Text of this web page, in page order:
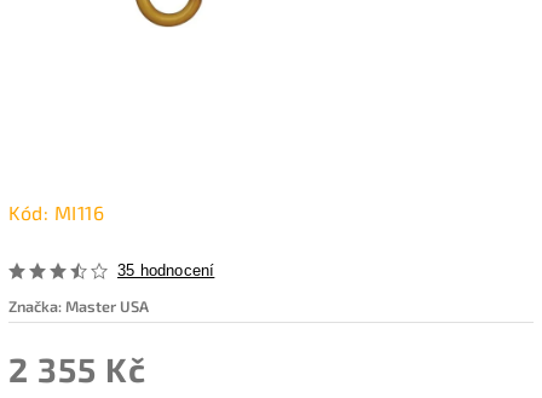
Kód: MI116
35 hodnocení
Značka: Master USA
2 355 Kč